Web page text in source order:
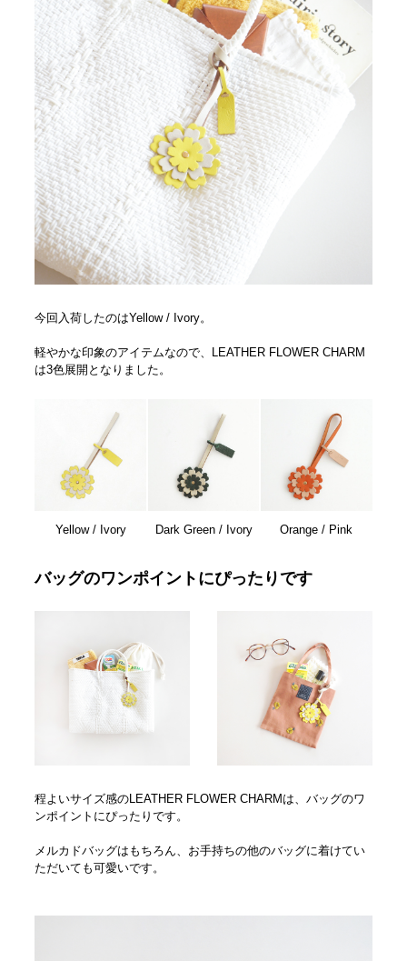
今回入荷したのはYellow / Ivory。
軽やかな印象のアイテムなので、LEATHER FLOWER CHARM
は3色展開となりました。
Yellow / Ivory Dark Green / Ivory Orange / Pink
バッグのワンポイントにぴったりです
程よいサイズ感のLEATHER FLOWER CHARMは、バッグのワ
ンポイントにぴったりです。
メルカドバッグはもちろん、お手持ちの他のバッグに着けてい
ただいても可愛いです。